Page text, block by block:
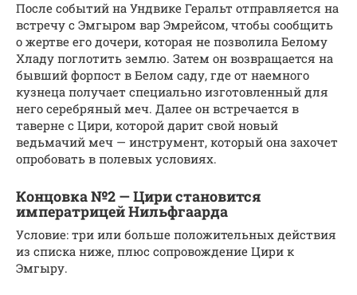
После событий на Ундвике Геральт отправляется на
встречу с Эмгыром вар Эмрейсом, чтобы сообщить
о жертве его дочери, которая не позволила Белому
Хладу поглотить землю. Затем он возвращается на
бывший форпост в Белом саду, где от наемного
кузнеца получает специально изготовленный для
него серебряный меч. Далее он встречается в
таверне с Цири, которой дарит свой новый
ведьмачий меч — инструмент, который она захочет
опробовать в полевых условиях.
Концовка №2 — Цири становится
императрицей Нильфгаарда
Условие: три или больше положительных действия
из списка ниже, плюс сопровождение Цири к
Эмгыру.